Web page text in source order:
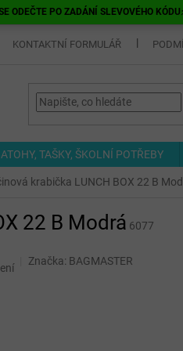
ODEČTE PO ZADÁNÍ SLEVOVÉHO
KONTAKTNÍ FORMULÁŘ
TAŠKY, ŠKOLNÍ POTŘEBY
krabička LUNCH BOX 22 B
22 B Modrá 6077
Značka: BAGMASTER